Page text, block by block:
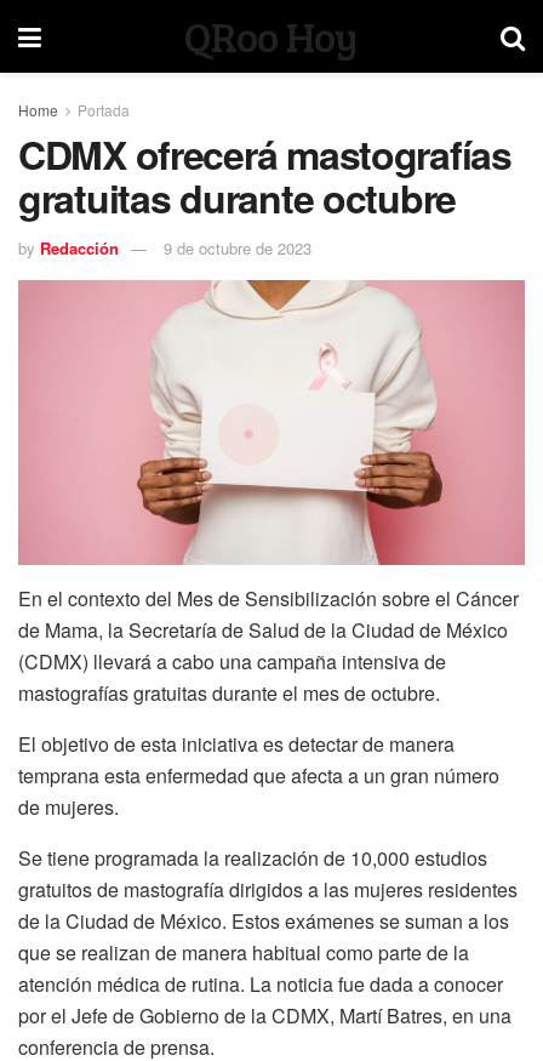
QRoo Hoy
Home Portada
CDMX ofrecerá mastografías
gratuitas durante octubre
by Redacción 9 de octubre de 2023
En el contexto del Mes de Sensibilización sobre el Cáncer
de Mama, la Secretaría de Salud de la Ciudad de México
(CDMX) llevará a cabo una campaña intensiva de
mastografías gratuitas durante el mes de octubre.
El objetivo de esta iniciativa es detectar de manera
temprana esta enfermedad que afecta a un gran número
de mujeres.
Se tiene programada la realización de 10,000 estudios
gratuitos de mastografía dirigidos a las mujeres residentes
de la Ciudad de México. Estos exámenes se suman a los
que se realizan de manera habitual como parte de la
atención médica de rutina. La noticia fue dada a conocer
por el Jefe de Gobierno de la CDMX, Martí Batres, en una
conferencia de prensa.